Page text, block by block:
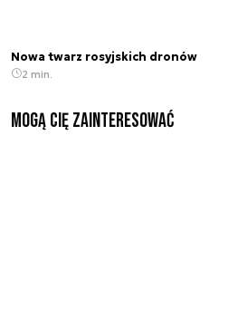
Nowa twarz rosyjskich dronów
2 min.
Mogą Cię zainteresować